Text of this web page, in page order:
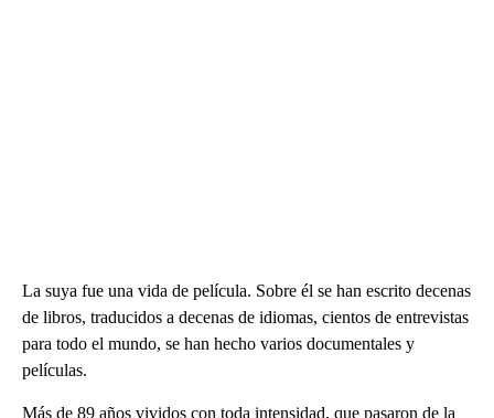
La suya fue una vida de película. Sobre él se han escrito decenas
de libros, traducidos a decenas de idiomas, cientos de entrevistas
para todo el mundo, se han hecho varios documentales y
películas.
Más de 89 años vividos con toda intensidad, que pasaron de la